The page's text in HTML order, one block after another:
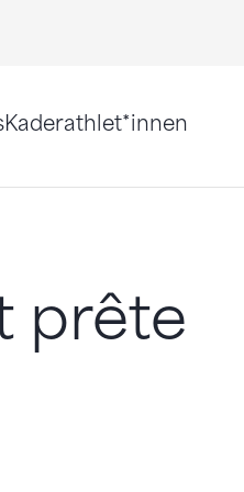
Kaderathlet*innen
prête